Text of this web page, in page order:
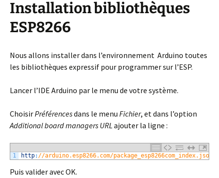
Installation bibliothèques
ESP8266
Nous allons installer dans l’environnement Arduino toutes
les bibliothèques expressif pour programmer sur l’ESP.
Lancer l’IDE Arduino par le menu de votre système.
ChoisirPréférencesdans le menu Fichier, et dans l’option
Additional board managers URLajouter la ligne :
1 http: //arduino.esp8266.com/package_esp8266com_index.json
Puis valider avec OK.